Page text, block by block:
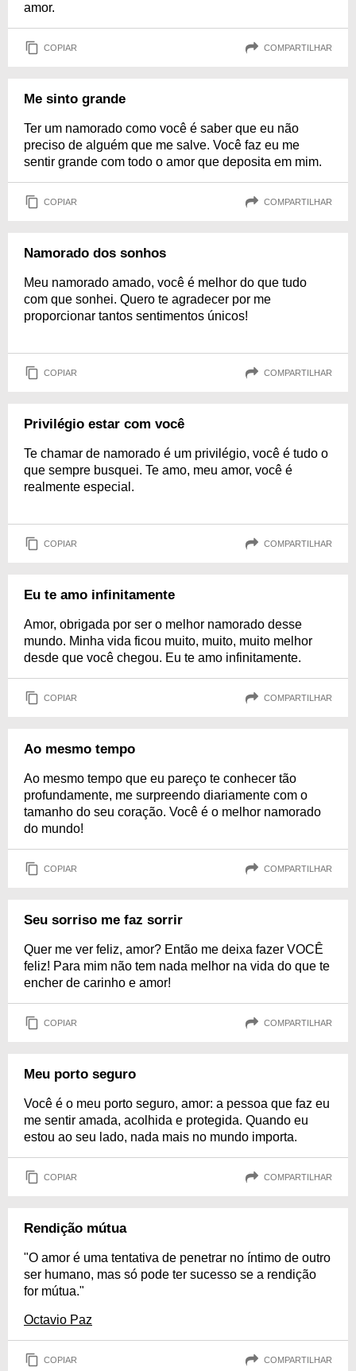
amor.
COPIAR COMPARTILHAR
Me sinto grande
Ter um namorado como você é saber que eu não
preciso de alguém que me salve. Você faz eu me
sentir grande com todo o amor que deposita em mim.
COPIAR COMPARTILHAR
Namorado dos sonhos
Meu namorado amado, você é melhor do que tudo
com que sonhei. Quero te agradecer por me
proporcionar tantos sentimentos únicos!
COPIAR COMPARTILHAR
Privilégio estar com você
Te chamar de namorado é um privilégio, você é tudo o
que sempre busquei. Te amo, meu amor, você é
realmente especial.
COPIAR COMPARTILHAR
Eu te amo infinitamente
Amor, obrigada por ser o melhor namorado desse
mundo. Minha vida ficou muito, muito, muito melhor
desde que você chegou. Eu te amo infinitamente.
COPIAR COMPARTILHAR
Ao mesmo tempo
Ao mesmo tempo que eu pareço te conhecer tão
profundamente, me surpreendo diariamente com o
tamanho do seu coração. Você é o melhor namorado
do mundo!
COPIAR COMPARTILHAR
Seu sorriso me faz sorrir
Quer me ver feliz, amor? Então me deixa fazer VOCÊ
feliz! Para mim não tem nada melhor na vida do que te
encher de carinho e amor!
COPIAR COMPARTILHAR
Meu porto seguro
Você é o meu porto seguro, amor: a pessoa que faz eu
me sentir amada, acolhida e protegida. Quando eu
estou ao seu lado, nada mais no mundo importa.
COPIAR COMPARTILHAR
Rendição mútua
"O amor é uma tentativa de penetrar no íntimo de outro
ser humano, mas só pode ter sucesso se a rendição
for mútua."
Octavio Paz
COPIAR COMPARTILHAR